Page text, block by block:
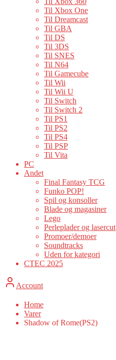
Til Xbox One
Til Dreamcast
Til GBA
Til DS
Til 3DS
Til SNES
Til N64
Til Gamecube
Til Wii
Til Wii U
Til Switch
Til Switch 2
Til PS1
Til PS2
Til PS4
Til PSP
Til Vita
PC
Andet
Final Fantasy TCG
Funko POP!
Spil og konsoller
Blade og magasiner
Lego
Perleplader og lasercut
Promoer/demoer
Soundtracks
Uden for kategori
CTEC 2025
Account
Home
Varer
Shadow of Rome(PS2)